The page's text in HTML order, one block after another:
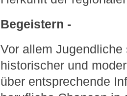
Begeistern -
Vor allem
historischer und
über entsprechende